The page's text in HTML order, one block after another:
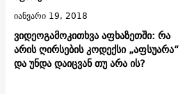
ვიდეოგამოკითხვა აფხაზეთში: რა
არის ღირსების კოდექსი „აფსუარა“
და უნდა დაიცვან თუ არა ის?
იანვარი 19, 2018